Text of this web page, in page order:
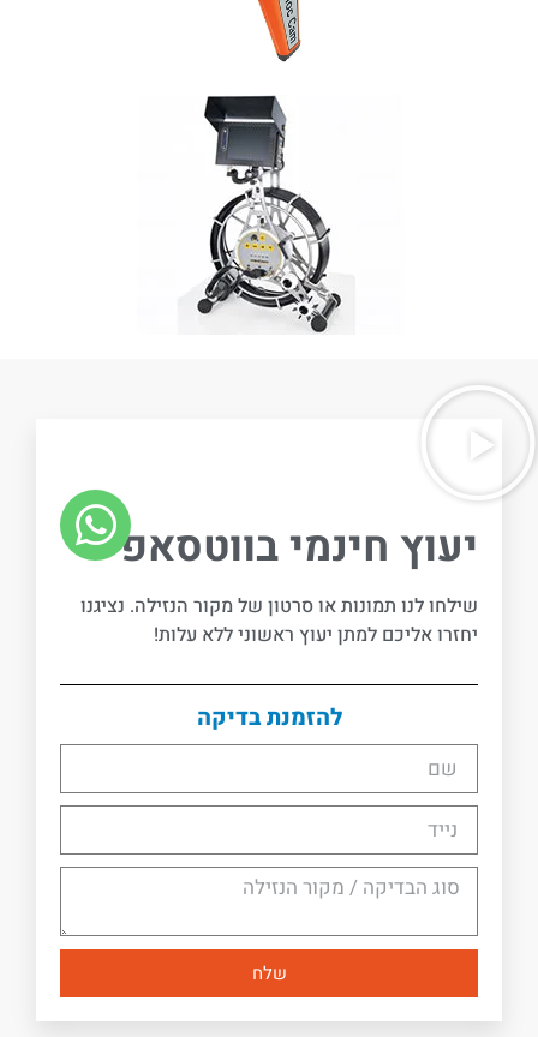
יעוץ חינמי בווטסאפ -
שילחו לנו תמונות או סרטון של מקור הנזילה. נציגנו
יחזרו אליכם למתן יעוץ ראשוני ללא עלות!
להזמנת בדיקה
שלח